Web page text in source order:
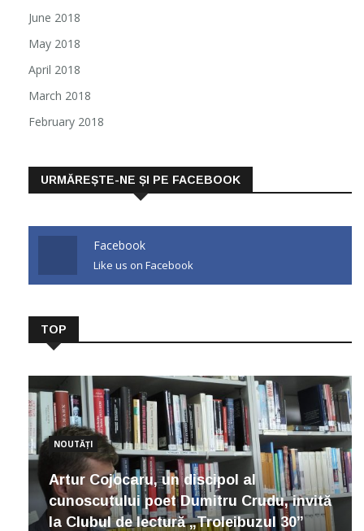
June 2018
May 2018
April 2018
March 2018
February 2018
URMĂREȘTE-NE ȘI PE FACEBOOK
Facebook
Like us on Facebook
TOP
NOUTĂȚI
Artur Cojocaru, un discipol al
cunoscutului poet Dumitru Crudu, invită
la Clubul de lectură „Troleibuzul 30”